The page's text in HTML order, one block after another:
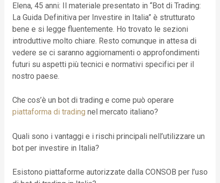
Elena, 45 anni: Il materiale presentato in “Bot di Trading:
La Guida Definitiva per Investire in Italia” è strutturato
bene e si legge fluentemente. Ho trovato le sezioni
introduttive molto chiare. Resto comunque in attesa di
vedere se ci saranno aggiornamenti o approfondimenti
futuri su aspetti più tecnici e normativi specifici per il
nostro paese.
Che cos’è un bot di trading e come può operare
piattaforma di trading nel mercato italiano?
Quali sono i vantaggi e i rischi principali nell’utilizzare un
bot per investire in Italia?
Esistono piattaforme autorizzate dalla CONSOB per l’uso